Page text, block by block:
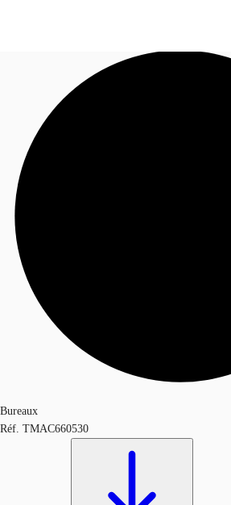
Blog
Données marchés
Appelez maintenant
Bureaux
Réf. TMAC660530